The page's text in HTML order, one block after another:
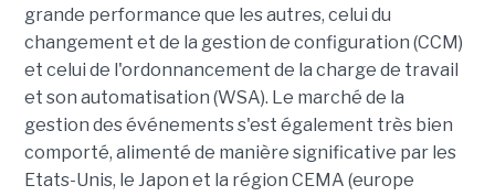
grande performance que les autres, celui du
changement et de la gestion de configuration (CCM)
et celui de l'ordonnancement de la charge de travail
et son automatisation (WSA). Le marché de la
gestion des événements s'est également très bien
comporté, alimenté de manière significative par les
Etats-Unis, le Japon et la région CEMA (europe